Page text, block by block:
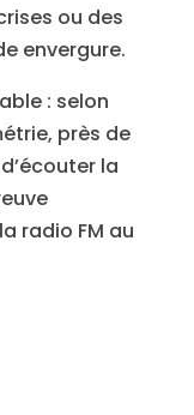
ou des
envergure.
: selon
près de
la
radio FM au